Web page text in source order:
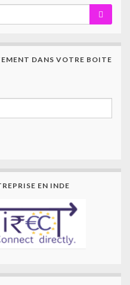
DANS VOTRE BOITE
EN INDE